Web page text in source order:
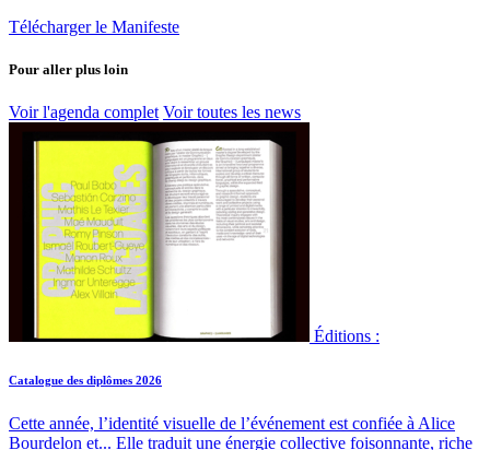
Télécharger le Manifeste
Pour aller plus loin
Voir l'agenda complet Voir toutes les news
Éditions :
Catalogue des diplômes 2026
Cette année, l’identité visuelle de l’événement est confiée à Alice
Bourdelon et... Elle traduit une énergie collective foisonnante, riche